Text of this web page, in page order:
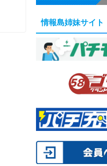
情報島姉妹サイト